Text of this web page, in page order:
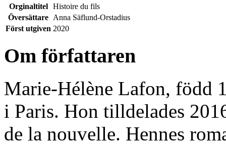
Orginaltitel
Histoire du fils
Översättare Anna Säflund-Orstadius
Först utgiven 2020
Om författaren
Marie-Hélène Lafon, född
i Paris. Hon tilldelades
de la nouvelle. Hennes